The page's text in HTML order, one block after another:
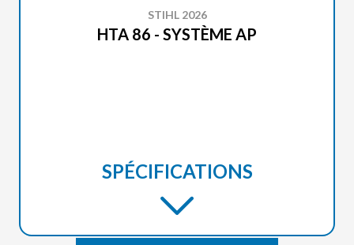
STIHL 2026
HTA 86 - SYSTÈME AP
SPÉCIFICATIONS